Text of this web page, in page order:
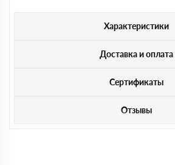
Характеристики
Доставка и оплата
Сертификаты
Отзывы